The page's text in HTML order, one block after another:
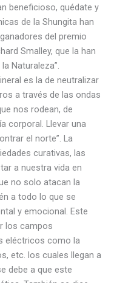
beneficioso, quédate y
de la Shungita han
del premio
Smalley, que la han
Naturaleza”.
es la de neutralizar
a través de las ondas
nos rodean, de
corporal. Llevar una
el norte”. La
curativas, las
a nuestra vida en
no solo atacan la
a todo lo que se
y emocional. Este
los campos
eléctricos como la
etc. los cuales llegan a
debe a que este